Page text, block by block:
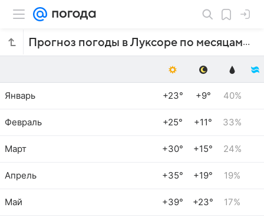
Прогноз погоды в Луксоре по месяцам
Январь +23° +9° 40%
Февраль +25° +11° 33%
Март +30° +15° 24%
Апрель +35° +19° 19%
Май +39° +23° 17%